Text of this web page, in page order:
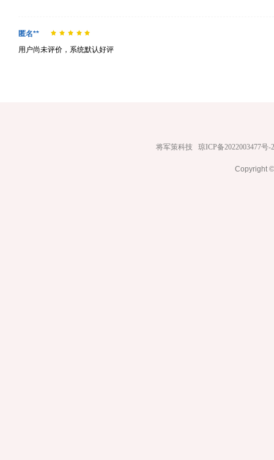
匿名**
用户尚未评价，系统默认好评
将军策科技 琼ICP备2022003477号-2
Copyright